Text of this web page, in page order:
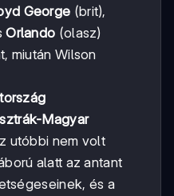
George (brit),
Orlando (olasz)
miután Wilson
Magyar
utóbbi nem volt
alatt az antant
és a